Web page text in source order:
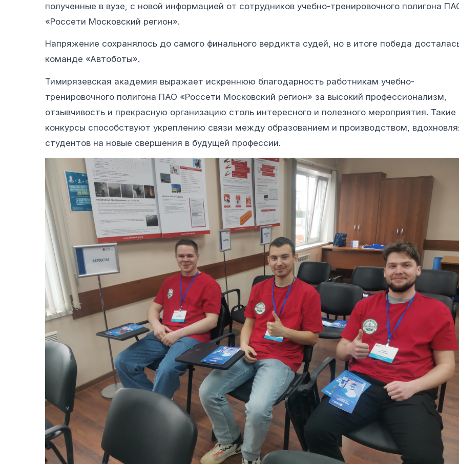
полученные в вузе, с новой информацией от сотрудников учебно-тренировочного полигона
«Россети Московский регион».
Напряжение сохранялось до самого финального вердикта судей, но в итоге победа
команде «Автоботы».
Тимирязевская академия выражает искреннюю благодарность работникам учебно-
тренировочного полигона ПАО «Россети Московский регион» за высокий профессионализм,
отзывчивость и прекрасную организацию столь интересного и полезного мероприятия. Такие
конкурсы способствуют укреплению связи между образованием и производством,
студентов на новые свершения в будущей профессии.